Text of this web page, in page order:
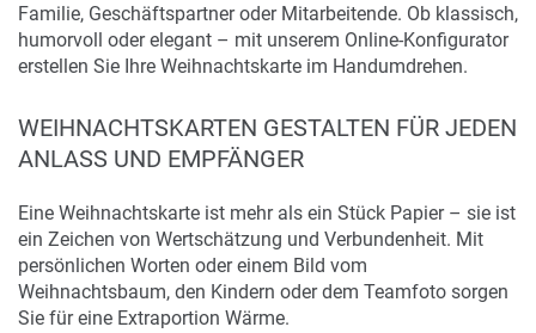
Zum Merkzettel hinzufügen
gestaltbar
Familie, Geschäftspartner oder Mitarbeitende. Ob klassisch,
humorvoll oder elegant – mit unserem Online-Konfigurator
erstellen Sie Ihre Weihnachtskarte im Handumdrehen.
WEIHNACHTSKARTEN GESTALTEN FÜR JEDEN
ANLASS UND EMPFÄNGER
Eine Weihnachtskarte ist mehr als ein Stück Papier – sie ist
ein Zeichen von Wertschätzung und Verbundenheit. Mit
persönlichen Worten oder einem Bild vom
Weihnachtsbaum, den Kindern oder dem Teamfoto sorgen
Sie für eine Extraportion Wärme.